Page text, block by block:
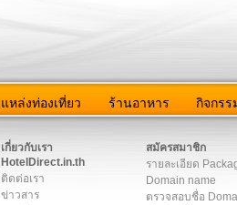
แหล่งท่องเที่ยว ร้านอาหาร กิจกรร
เกี่ยวกับเรา
HotelDirect.in.th
ติดต่อเรา
ข่าวสาร
สมัครสมาชิก
รายละเอียด
Domain name
ตรวจสอบชื่อ